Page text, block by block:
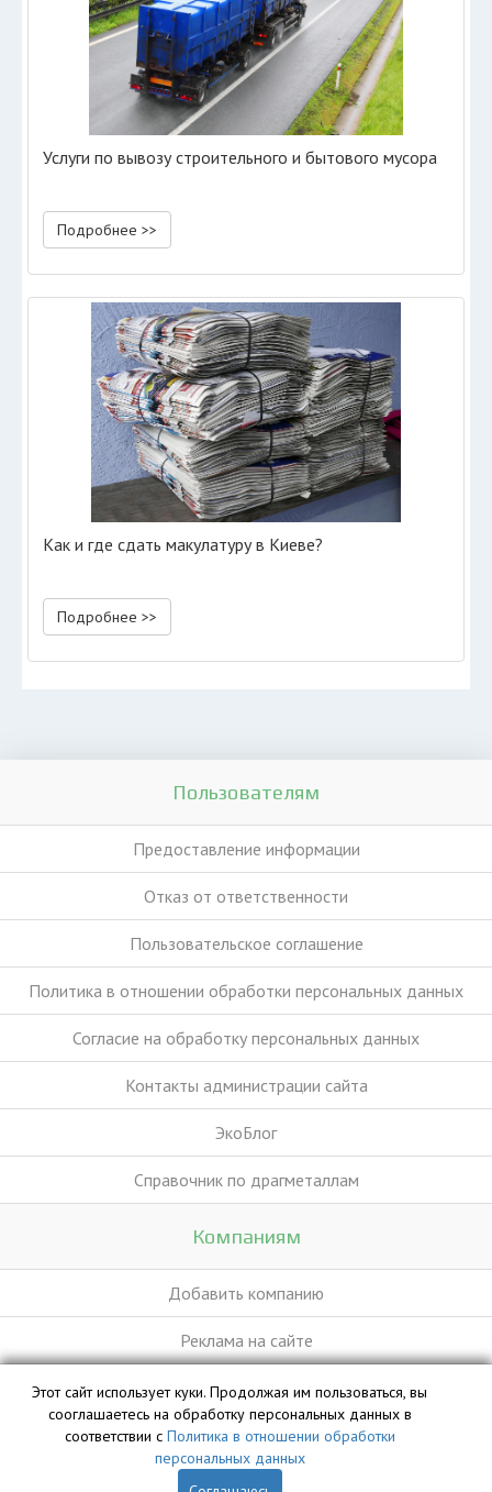
Услуги по вывозу строительного и бытового мусора
Подробнее >>
Как и где сдать макулатуру в Киеве?
Подробнее >>
Пользователям
Предоставление информации
Отказ от ответственности
Пользовательское соглашение
Политика в отношении обработки персональных данных
Согласие на обработку персональных данных
Контакты администрации сайта
ЭкоБлог
Справочник по драгметаллам
Компаниям
Добавить компанию
Реклама на сайте
База данных сайта vyvoz.org является интеллектуальной
собственностью ООО «Профит» и охраняется законом.
Этот сайт использует куки. Продолжая им пользоваться, вы
сооглашаетесь на обработку персональных данных в
соответствии с Политика в отношении обработки
персональных данных